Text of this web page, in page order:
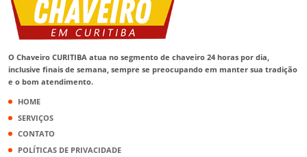
O Chaveiro CURITIBA atua no segmento de chaveiro 24 horas por dia,
inclusive finais de semana, sempre se preocupando em manter sua tradição
e o bom atendimento.
HOME
SERVIÇOS
CONTATO
POLÍTICAS DE PRIVACIDADE